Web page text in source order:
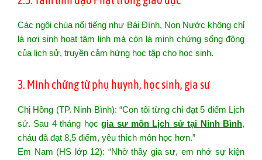
Các ngôi chùa nổi tiếng như Bái Đính, Non Nước không chỉ
là nơi sinh hoạt tâm linh mà còn là minh chứng sống động
của lịch sử, truyền cảm hứng học tập cho học sinh.
3. Minh chứng từ phụ huynh, học sinh, gia sư
Chị Hồng (TP. Ninh Bình): “Con tôi từng chỉ đạt 5 điểm Lịch
sử. Sau 4 tháng họcgia sư môn Lịch sử tại Ninh Bình,
cháu đã đạt 8,5 điểm, yêu thích môn học hơn.”
Em Nam (HS lớp 12): “Nhờ thầy gia sư, em nhớ sự kiện